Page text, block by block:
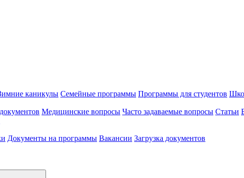
каникулы Семейные программы Программы для студентов
Медицинские вопросы Часто задаваемые вопросы Статьи
Документы на программы Вакансии Загрузка документов